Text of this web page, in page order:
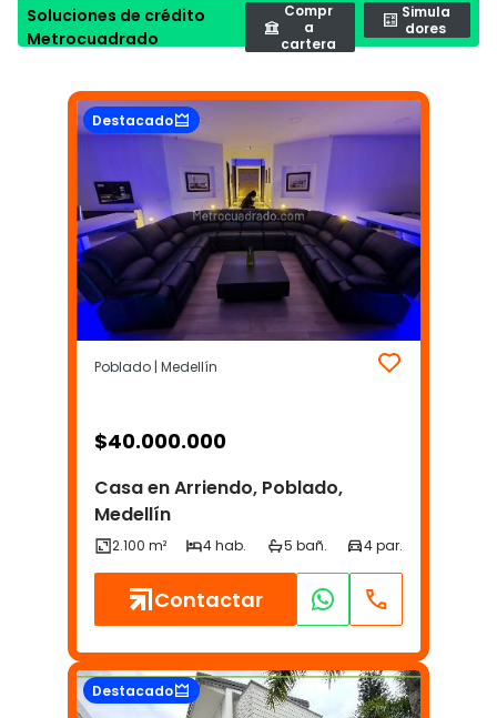
Soluciones de crédito
Metrocuadrado
Compr
a
cartera
Simula
dores
Destacado
Poblado | Medellín
$40.000.000
Casa en Arriendo, Poblado,
Medellín
Contactar
Destacado